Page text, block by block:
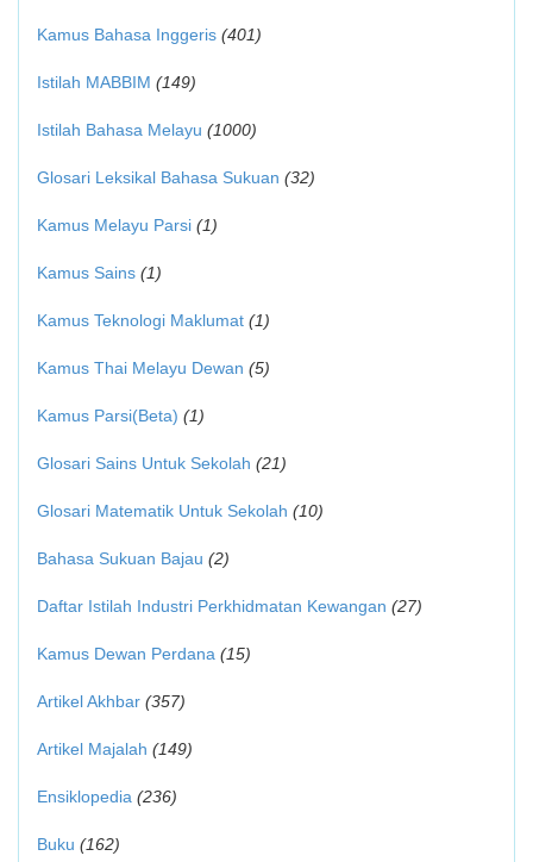
Kamus Bahasa Inggeris (401)
Istilah MABBIM (149)
Istilah Bahasa Melayu (1000)
Glosari Leksikal Bahasa Sukuan (32)
Kamus Melayu Parsi (1)
Kamus Sains (1)
Kamus Teknologi Maklumat (1)
Kamus Thai Melayu Dewan (5)
Kamus Parsi(Beta) (1)
Glosari Sains Untuk Sekolah (21)
Glosari Matematik Untuk Sekolah (10)
Bahasa Sukuan Bajau (2)
Daftar Istilah Industri Perkhidmatan Kewangan (27)
Kamus Dewan Perdana (15)
Artikel Akhbar (357)
Artikel Majalah (149)
Ensiklopedia (236)
Buku (162)